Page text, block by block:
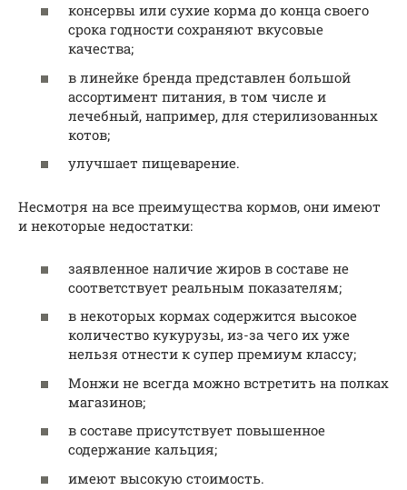
консервы или сухие корма до конца своего
срока годности сохраняют вкусовые
качества;
в линейке бренда представлен большой
ассортимент питания, в том числе и
лечебный, например, для стерилизованных
котов;
улучшает пищеварение.
Несмотря на все преимущества кормов, они имеют
и некоторые недостатки:
заявленное наличие жиров в составе не
соответствует реальным показателям;
в некоторых кормах содержится высокое
количество кукурузы, из-за чего их уже
нельзя отнести к супер премиум классу;
Монжи не всегда можно встретить на полках
магазинов;
в составе присутствует повышенное
содержание кальция;
имеют высокую стоимость.